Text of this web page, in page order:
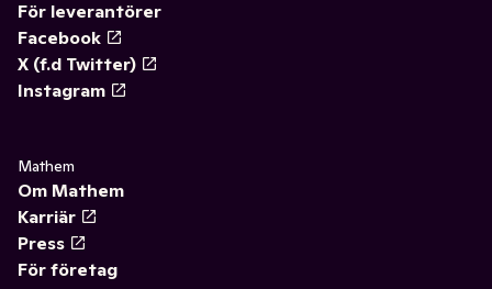
För leverantörer
Facebook
X (f.d Twitter)
Instagram
Mathem
Om Mathem
Karriär
Press
För företag